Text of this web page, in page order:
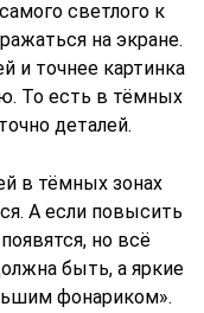
светлого к
на экране.
и точнее картинка
То есть в тёмных
деталей.
в тёмных зонах
А если повысить
но всё
быть, а яркие
фонариком».